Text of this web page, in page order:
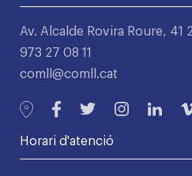
Av. Alcalde Rovira Roure, 41
973 27 08 11
comll@comll.cat
Horari d'atenció